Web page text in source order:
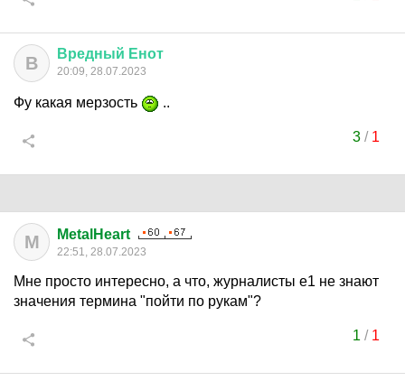
В Вредный Енот
20:09, 28.07.2023
Фу какая мерзость ..
3/ 1
M MetalHeart
22:51, 28.07.2023
Мне просто интересно, а что, журналисты е1 не знают
значения термина "пойти по рукам"?
1 / 1